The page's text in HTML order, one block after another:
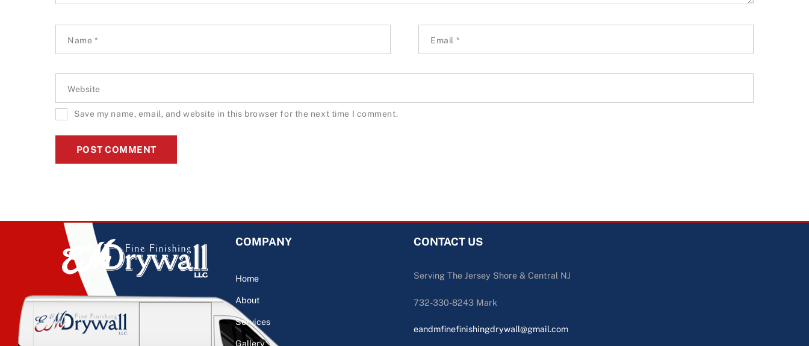
Name * Email *
Website
Save my name, email, and website in this browser for the next time I comment.
COMPANY
Home
About
Services
Gallery
CONTACT US
Serving The Jersey Shore & Central NJ
732-330-8243 Mark
eandmfinefinishingdrywall@gmail.com